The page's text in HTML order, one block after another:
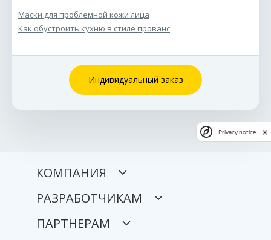
Маски для проблемной кожи лица
Как обустроить кухню в стиле прованс
Индивидуальный заказ
КОМПАНИЯ
РАЗРАБОТЧИКАМ
ПАРТНЕРАМ
Privacy notice